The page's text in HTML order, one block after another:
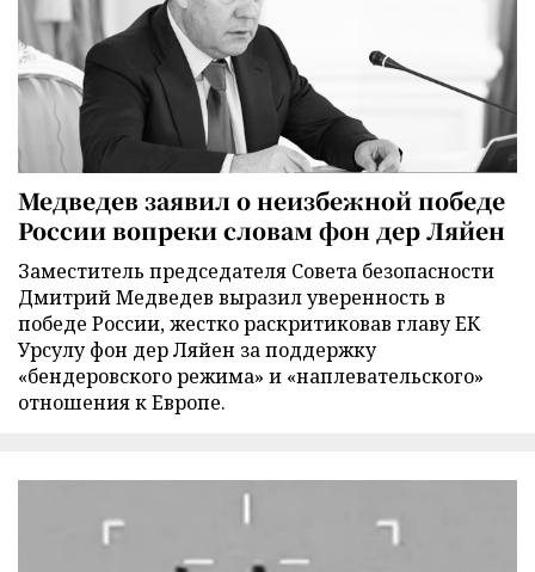
Медведев заявил о неизбежной победе
России вопреки словам фон дер Ляйен
Заместитель председателя Совета безопасности
Дмитрий Медведев выразил уверенность в
победе России, жестко раскритиковав главу ЕК
Урсулу фон дер Ляйен за поддержку
«бендеровского режима» и «наплевательского»
отношения к Европе.